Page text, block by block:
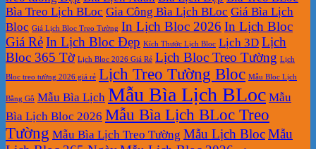
Bìa Treo Lịch BLoc Gia Công Bìa Lịch BLoc Giá Bìa Lịch
Bloc Giá Lịch Bloc Treo Tường In Lịch Bloc 2026 In Lịch Bloc
Giá RẻIn Lịch Bloc Đẹp Kích Thước Lịch Bloc Lịch 3D Lịch
Bloc 365 Tờ Lịch Bloc 2026 Giá Rẻ Lịch Bloc Treo Tường Lịch
Bloc treo tường 2026 giá rẻ Lịch Treo Tường Bloc Mẫu Bloc Lịch
Bằng Gỗ Mẫu Bìa Lịch Mẫu Bìa Lịch BLoc Mẫu
Bìa Lịch Bloc 2026 Mẫu Bìa Lịch BLoc Treo
Tường Mẫu Bìa Lịch Treo Tường Mẫu Lịch BlocMẫu